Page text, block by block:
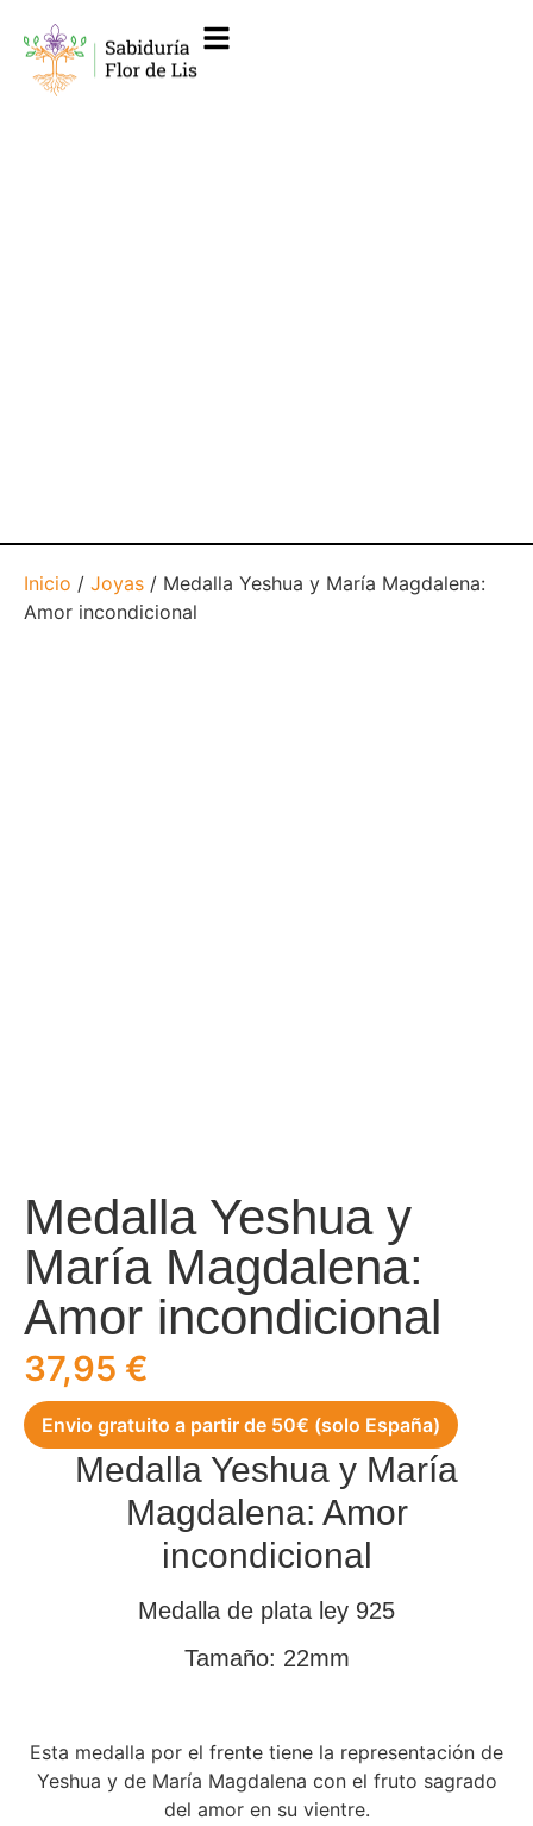
Inicio / Joyas / Medalla Yeshua y María Magdalena:
Amor incondicional
Medalla Yeshua y
María Magdalena:
Amor incondicional
37,95 €
Envio gratuito a partir de 50€ (solo España)
Medalla Yeshua y María
Magdalena: Amor
incondicional
Medalla de plata ley 925
Tamaño: 22mm
Esta medalla por el frente tiene la representación de
Yeshua y de María Magdalena con el fruto sagrado
del amor en su vientre.